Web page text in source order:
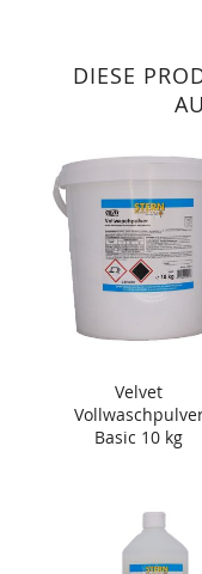
DIESE
Velvet
Basic 10 kg